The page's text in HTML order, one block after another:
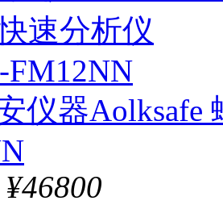
仪器Aolksafe
¥46800